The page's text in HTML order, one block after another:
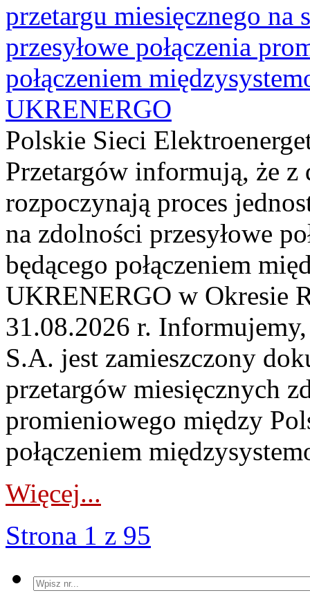
przetargu miesięcznego
przesyłowe połączenia
połączeniem
UKRENERGO
Polskie Sieci
Przetargów informują, że
rozpoczynają proces
na zdolności przesyłowe
będącego połączeniem
UKRENERGO w Okresie
31.08.2026 r.
S.A. jest zamieszczony
przetargów miesięcznych
promieniowego między
połączeniem
Więcej...
Strona 1 z 95